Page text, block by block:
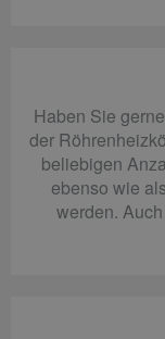
Haben Sie
der
beliebigen
ebenso wie
werden.